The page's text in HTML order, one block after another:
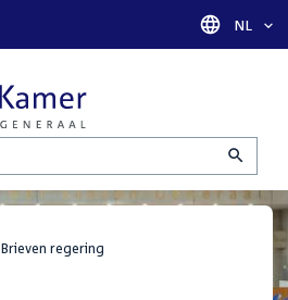
Taal
NL
Brieven regering